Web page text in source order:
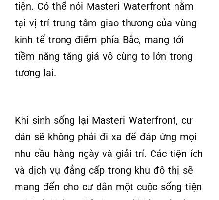
tiện. Có thể nói Masteri Waterfront nằm
tại vị trí trung tâm giao thương của vùng
kinh tế trọng điểm phía Bắc, mang tới
tiềm năng tăng giá vô cùng to lớn trong
tương lai.
Khi sinh sống lại Masteri Waterfront, cư
dân sẽ không phải đi xa để đáp ứng mọi
nhu cầu hàng ngày và giải trí. Các tiện ích
và dịch vụ đẳng cấp trong khu đô thị sẽ
mang đến cho cư dân một cuộc sống tiện